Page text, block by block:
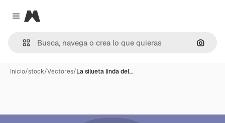
Close menu
Magnific
Inicio/stock/Vectores/La silueta linda del…